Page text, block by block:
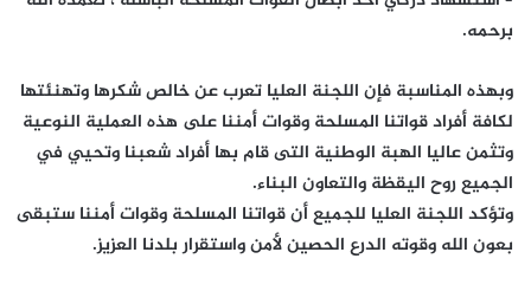
برحمه.
​وبهذه المناسبة فإن اللجنة العليا تعرب عن خالص شكرها وتهنئتها
لكافة أفراد قواتنا المسلحة وقوات أمننا على هذه العملية النوعية
وتثمن عاليا الهبة الوطنية التى قام بها أفراد شعبنا وتحيي في
الجميع روح اليقظة والتعاون البناء.
​وتؤكد اللجنة العليا للجميع أن قواتنا المسلحة وقوات أمننا ستبقى
بعون الله وقوته الدرع الحصين لأمن واستقرار بلدنا العزيز.